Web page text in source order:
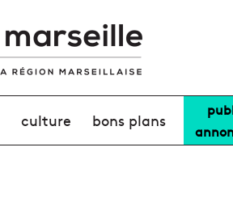
culture bons plans